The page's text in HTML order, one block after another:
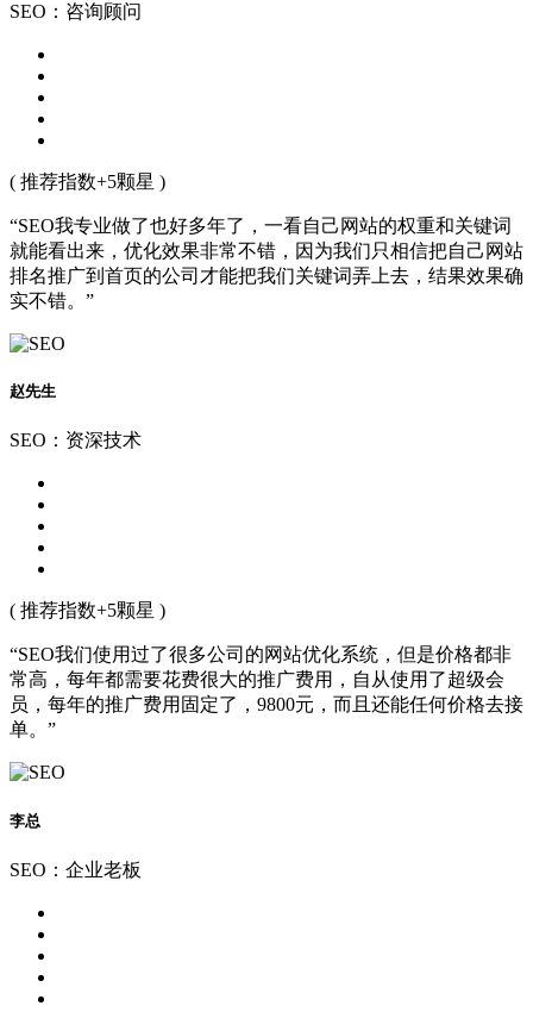
SEO：咨询顾问
( 推荐指数+5颗星 )
“SEO我专业做了也好多年了，一看自己网站的权重和关键词
就能看出来，优化效果非常不错，因为我们只相信把自己网站
排名推广到首页的公司才能把我们关键词弄上去，结果效果确
实不错。”
赵先生
SEO：资深技术
( 推荐指数+5颗星 )
“SEO我们使用过了很多公司的网站优化系统，但是价格都非
常高，每年都需要花费很大的推广费用，自从使用了超级会
员，每年的推广费用固定了，9800元，而且还能任何价格去接
单。”
李总
SEO：企业老板